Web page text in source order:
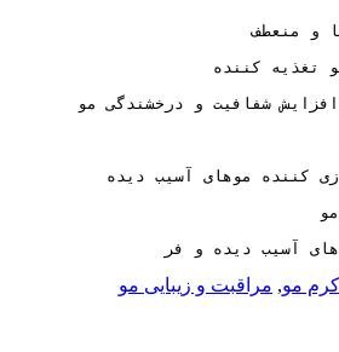
آسیب دیده و فر
کرم مو, مراقبت و زیبایی مو